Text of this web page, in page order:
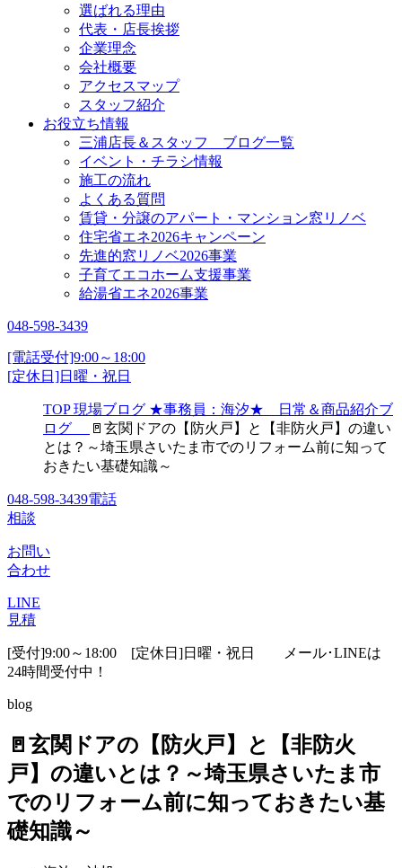
選ばれる理由
代表・店長挨拶
企業理念
会社概要
アクセスマップ
スタッフ紹介
お役立ち情報
三浦店長＆スタッフ ブログ一覧
イベント・チラシ情報
施工の流れ
よくある質問
賃貸・分譲のアパート・マンション窓リノベ
住宅省エネ2026キャンペーン
先進的窓リノベ2026事業
子育てエコホーム支援事業
給湯省エネ2026事業
048-598-3439
[電話受付]9:00～18:00
[定休日]日曜・祝日
TOP 現場ブログ ★事務員：海汐★ 日常＆商品紹介ブ
ログ
🚪玄関ドアの【防火戸】と【非防火戸】の違い
とは？～埼玉県さいたま市でのリフォーム前に知って
おきたい基礎知識～
048-598-3439電話
相談
お問い
合わせ
LINE
見積
[受付]9:00～18:00 [定休日]日曜・祝日
メール･LINEは
24時間受付中！
blog
🚪玄関ドアの【防火戸】と【非防火
戸】の違いとは？～埼玉県さいたま市
でのリフォーム前に知っておきたい基
礎知識～